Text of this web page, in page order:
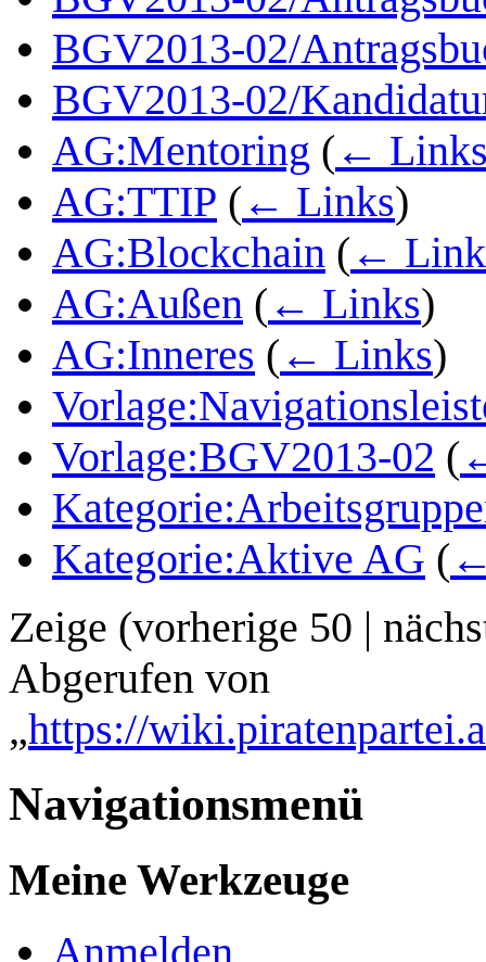
BGV2013-02/
BGV2013-02/
AG:Mentoring ( ←
AG:TTIP ( ← Links)
AG:Blockchain ( ←
AG:Außen ( ← Links)
AG:Inneres ( ← Links)
Vorlage:BGV2013-02 (
Kategorie:Aktive AG (
Zeige (vorherige 50 |
Abgerufen von
„https://
Navigationsmenü
Meine Werkzeuge
Anmelden